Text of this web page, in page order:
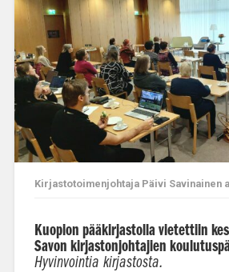
Kirjastotoimenjohtaja Päivi Savinainen
Kuopion pääkirjastolla vietettiin
Savon kirjastonjohtajien
Hyvinvointia kirjastosta.